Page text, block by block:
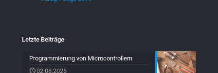
Letzte Beiträge
Programmierung von Microcontrollern
02.08.2026